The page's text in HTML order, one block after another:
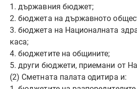
1. държавния бюджет;
2. бюджета на държавното
3. бюджета на Националната
каса;
4. бюджетите на общините;
5. други бюджети, приемани от
(2) Сметната палата одитира и: